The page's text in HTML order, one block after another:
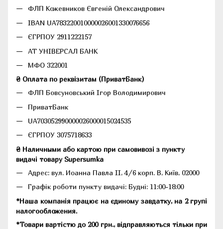
ФЛП Кожевников Євгеній Олександрович
IBAN UA783220010000026001330076656
ЄГРПОУ 2911222157
АТ УНІВЕРСАЛ БАНК
МФО 322001
₴ Оплата по реквізитам (ПриватБанк)
ФЛП Бовсуновський Ігор Володимирович
ПриватБанк
UA703052990000026000015024535
ЄГРПОУ 3075718633
₴ Наличными або картою при самовивозі з пункту
видачі товару Supersumka
Адрес: вул. Иоанна Павла II, 4/6 корп. В, Київ, 02000
Графік роботи пункту видачі: Будні: 11:00-18:00
*Наша компанія працює на єдиному завдатку, на 2 групі
налогообложения.
*Товари вартістю до 200 грн., відправляються тільки при